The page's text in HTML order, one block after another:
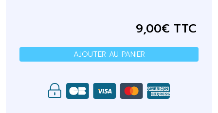
9,00€ TTC
AJOUTER AU PANIER